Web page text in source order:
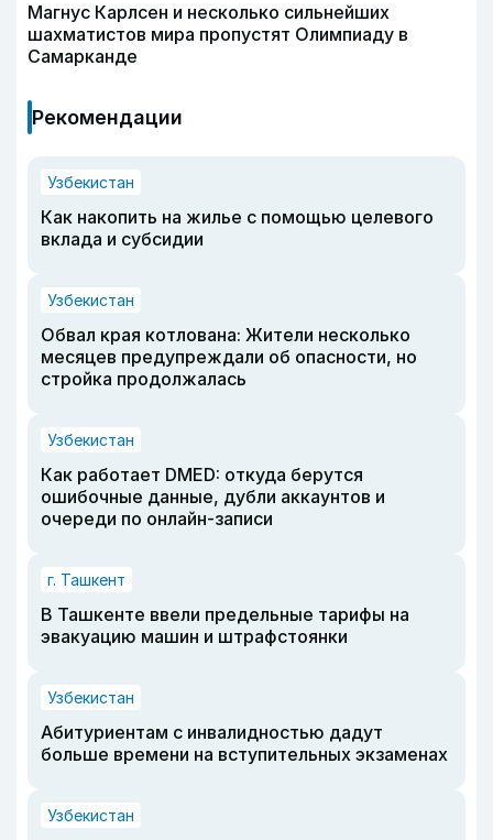
Магнус Карлсен и несколько сильнейших
шахматистов мира пропустят Олимпиаду в
Самарканде
Рекомендации
Узбекистан
Как накопить на жилье с помощью целевого
вклада и субсидии
Узбекистан
Обвал края котлована: Жители несколько
месяцев предупреждали об опасности, но
стройка продолжалась
Узбекистан
Как работает DMED: откуда берутся
ошибочные данные, дубли аккаунтов и
очереди по онлайн-записи
г. Ташкент
В Ташкенте ввели предельные тарифы на
эвакуацию машин и штрафстоянки
Узбекистан
Абитуриентам с инвалидностью дадут
больше времени на вступительных экзаменах
Узбекистан